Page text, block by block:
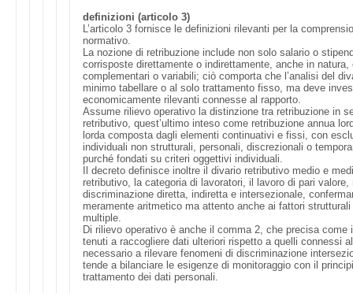
definizioni (articolo 3)
L’articolo 3 fornisce le definizioni rilevanti per la
normativo.
La nozione di retribuzione include non solo salario o
corrisposte direttamente o indirettamente, anche in
complementari o variabili; ciò comporta che l’analisi del
minimo tabellare o al solo trattamento fisso, ma deve
economicamente rilevanti connesse al rapporto.
Assume rilievo operativo la distinzione tra retribuzione in
retributivo, quest’ultimo inteso come retribuzione annua
lorda composta dagli elementi continuativi e fissi, con
individuali non strutturali, personali, discrezionali o
purché fondati su criteri oggettivi individuali.
Il decreto definisce inoltre il divario retributivo medio e
retributivo, la categoria di lavoratori, il lavoro di pari valore,
discriminazione diretta, indiretta e intersezionale,
meramente aritmetico ma attento anche ai fattori
multiple.
Di rilievo operativo è anche il comma 2, che precisa come
tenuti a raccogliere dati ulteriori rispetto a quelli connessi
necessario a rilevare fenomeni di discriminazione
tende a bilanciare le esigenze di monitoraggio con il
trattamento dei dati personali.